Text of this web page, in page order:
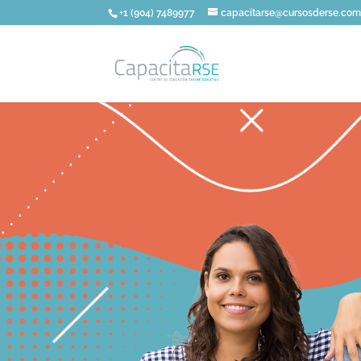
+1 (904) 7489977 capacitarse@cursosderse.com